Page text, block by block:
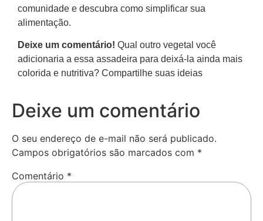
comunidade e descubra como simplificar sua
alimentação.
Deixe um comentário! Qual outro vegetal você
adicionaria a essa assadeira para deixá-la ainda mais
colorida e nutritiva? Compartilhe suas ideias
Deixe um comentário
O seu endereço de e-mail não será publicado.
Campos obrigatórios são marcados com *
Comentário *